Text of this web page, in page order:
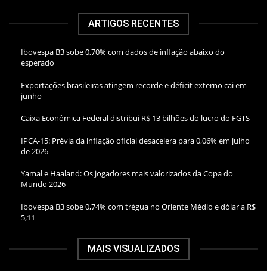
ARTIGOS RECENTES
Ibovespa B3 sobe 0,70% com dados de inflação abaixo do
esperado
Exportações brasileiras atingem recorde e déficit externo cai em
junho
Caixa Econômica Federal distribui R$ 13 bilhões do lucro do FGTS
IPCA-15: Prévia da inflação oficial desacelera para 0,06% em julho
de 2026
Yamal e Haaland: Os jogadores mais valorizados da Copa do
Mundo 2026
Ibovespa B3 sobe 0,74% com trégua no Oriente Médio e dólar a R$
5,11
MAIS VISUALIZADOS